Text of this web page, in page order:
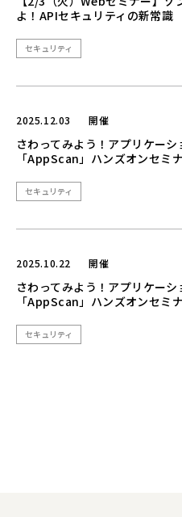
よ！APIセキュリティの新常識
セキュリティ
2025.12.03 開催
さわってみよう！アプリケー
「AppScan」ハンズオンセミ
セキュリティ
2025.10.22 開催
さわってみよう！アプリケー
「AppScan」ハンズオンセミ
セキュリティ